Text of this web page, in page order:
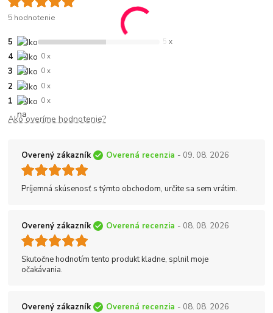
5 hodnotenie
5 5 x
4 0 x
3 0 x
2 0 x
1 0 x
Ako overíme hodnotenie?
Overený zákazník Overená recenzia - 09. 08. 2026
Príjemná skúsenosť s týmto obchodom, určite sa sem vrátim.
Overený zákazník Overená recenzia - 08. 08. 2026
Skutočne hodnotím tento produkt kladne, splnil moje
očakávania.
Overený zákazník Overená recenzia - 08. 08. 2026